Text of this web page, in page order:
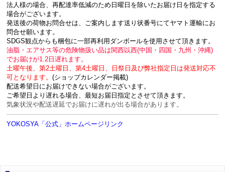
法人様の場合、再配達率低減のため日曜日を除いたお届け日を指定する
場合がございます。
発送後の荷物お問合せは、ご案内します送り状番号にてヤマト運輸にお
問合せ願います。
SDGS観点からも梱包に一部再利用ダンボールを使用させて頂きます。
油脂・エアサス等の危険物扱い品は関西以西(中国・四国・九州・沖縄)
でお届けが1.2日遅れます。
土曜午後、第2土曜日、第4土曜日、日祭日及び弊社指定日は発送対応不
可となります。(ショップカレンダー掲載)
配送希望日にお届けできない場合がございます。
ご希望日より遅れる場合、最短お届日指定とさせて頂きます。
気象状況や配送遅延でお届けに遅れが出る場合があります。
YOKOSYA「公式」ホームページリンク